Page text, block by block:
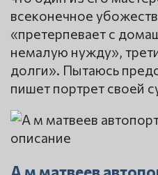
всеконечное
«претерпевает с
немалую нужду»,
долги». Пытаюсь
пишет портрет своей